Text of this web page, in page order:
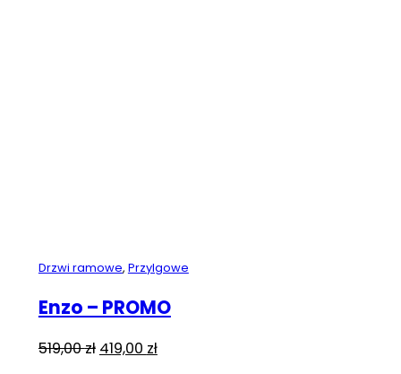
Drzwi ramowe, Przylgowe
Enzo – PROMO
519,00zł Pierwotna
419,00 złAktualna